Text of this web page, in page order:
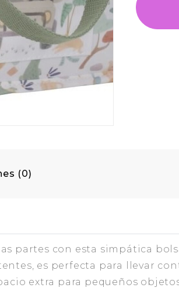
(0)
partes con esta simpática
es perfecta para llevar
extra para pequeños